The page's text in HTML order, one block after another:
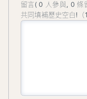
留言( 0 人參與, 0 條
共同填補歷史空白!（